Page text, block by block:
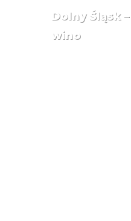
Dolny Śląsk
wino